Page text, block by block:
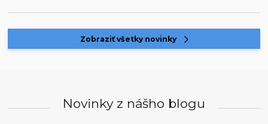
Zobraziť všetky novinky
Novinky z nášho blogu